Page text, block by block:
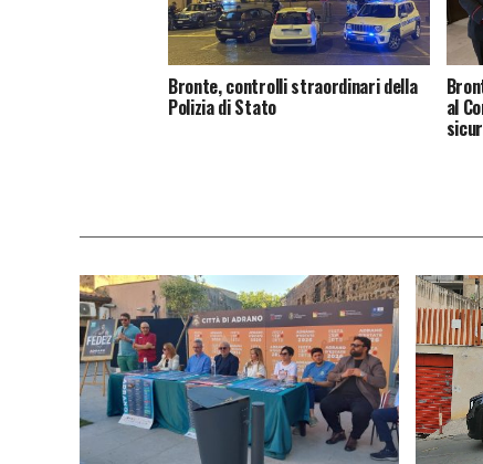
Bronte, controlli straordinari della
Polizia di Stato al